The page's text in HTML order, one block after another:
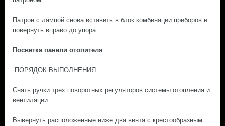
Патрон с лампой снова вставить в блок комбинации приборов и
повернуть вправо до упора.
Посветка панели отопителя
ПОРЯДОК ВЫПОЛНЕНИЯ
Снять ручки трех поворотных регуляторов системы отопления и
вентиляции.
Вывернуть расположенные ниже два винта с крестообразным